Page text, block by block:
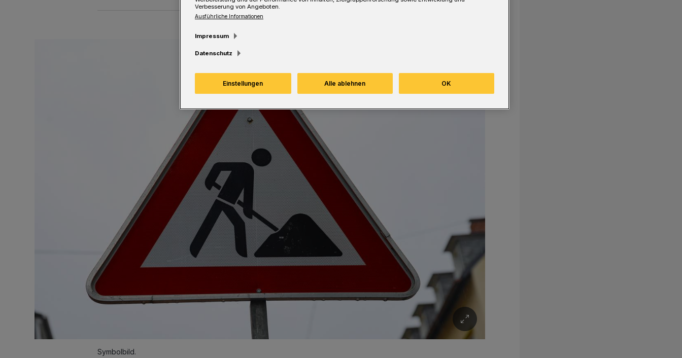
Symbolbild.
Verbesserung von Angeboten.
Ausführliche Informationen
Impressum
Datenschutz
Einstellungen Alle ablehnen OK